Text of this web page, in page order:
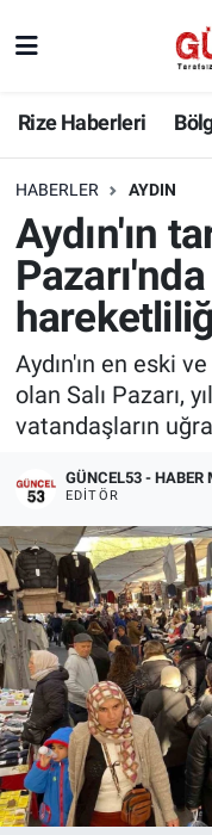
Rize Haberleri
HABERLER AYDIN
Aydın'ın
Aydın'ın en eski
olan Salı Pazarı,
vatandaşların
GÜNCEL53 - HABER
EDITÖR